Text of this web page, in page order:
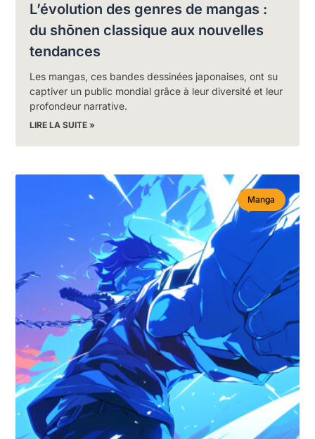
L’évolution des genres de mangas :
du shōnen classique aux nouvelles
tendances
Les mangas, ces bandes dessinées japonaises, ont su
captiver un public mondial grâce à leur diversité et leur
profondeur narrative.
LIRE LA SUITE »
Manga